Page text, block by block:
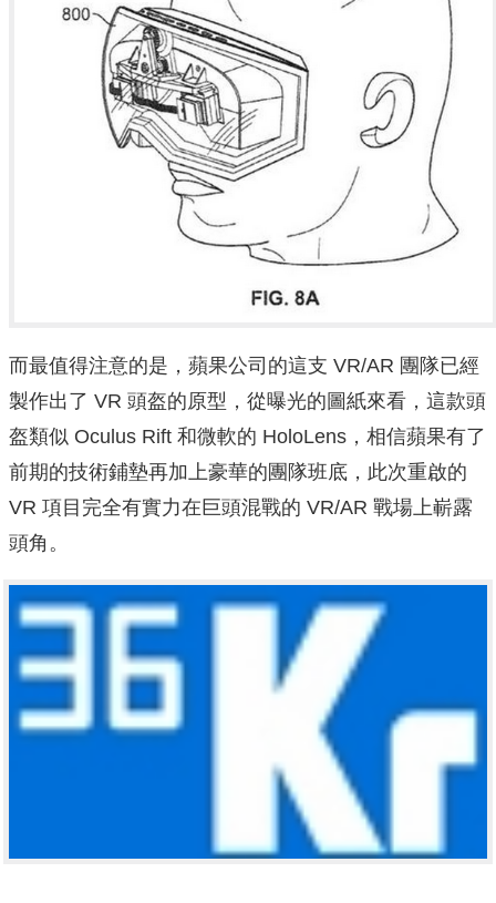
而最值得注意的是，蘋果公司的這支 VR/AR 團隊已經
製作出了 VR 頭盔的原型，從曝光的圖紙來看，這款頭
盔類似 Oculus Rift 和微軟的 HoloLens，相信蘋果有了
前期的技術鋪墊再加上豪華的團隊班底，此次重啟的
VR 項目完全有實力在巨頭混戰的 VR/AR 戰場上嶄露
頭角。